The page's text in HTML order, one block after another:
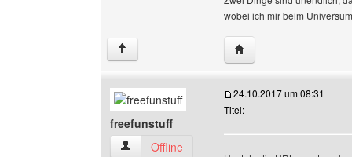
wobei ich mir beim
↑ Website dieses
freefunstuff
freefunstuff Benutzer-Profile anzeigen
Offline
24.10.2017 um 08:31
Titel: